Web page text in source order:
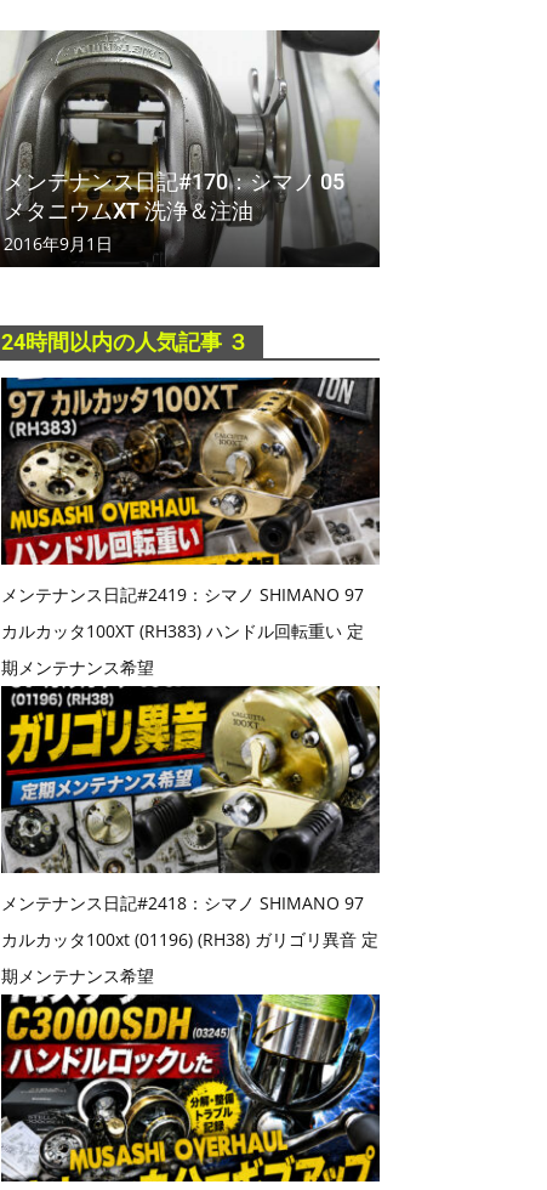
メンテナンス日記#170：シマノ 05
メタニウムXT 洗浄＆注油
2016年9月1日
24時間以内の人気記事 ３
メンテナンス日記#2419：シマノ SHIMANO 97
カルカッタ100XT (RH383) ハンドル回転重い 定
期メンテナンス希望
メンテナンス日記#2418：シマノ SHIMANO 97
カルカッタ100xt (01196) (RH38) ガリゴリ異音 定
期メンテナンス希望